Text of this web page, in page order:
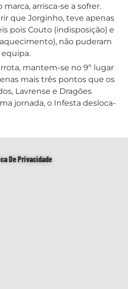
arrisca-se a sofrer.
que Jorginho, teve apenas
pois Couto (indisposição) e
não puderam
mantem-se no 9º lugar
mais três pontos que os
Lavrense e Dragões
jornada, o Infesta desloca-
De Privacidade